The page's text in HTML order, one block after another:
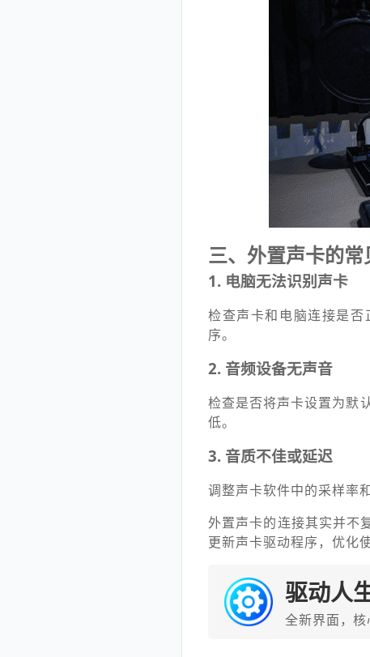
三、外置声卡的
1. 电脑无法识别声卡
检查声卡和电脑连接是
序。
2. 音频设备无声音
检查是否将声卡设置为默
低。
3. 音质不佳或延迟
调整声卡软件中的采样率
外置声卡的连接其实并不
更新声卡驱动程序，优化
驱动人
全新界面，